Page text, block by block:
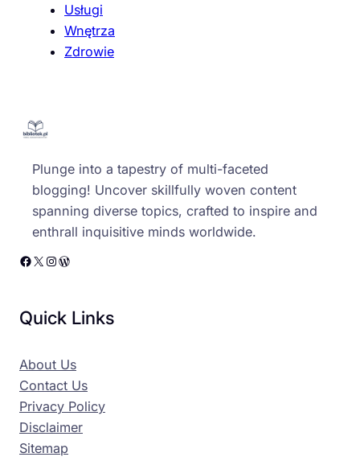
Usługi
Wnętrza
Zdrowie
Plunge into a tapestry of multi-faceted
blogging! Uncover skillfully woven content
spanning diverse topics, crafted to inspire and
enthrall inquisitive minds worldwide.
Facebook X Instagram WordPress
Quick Links
About Us
Contact Us
Privacy Policy
Disclaimer
Sitemap